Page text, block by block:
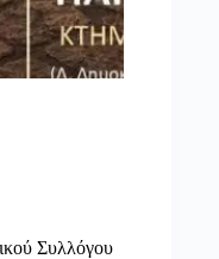
Συλλόγου